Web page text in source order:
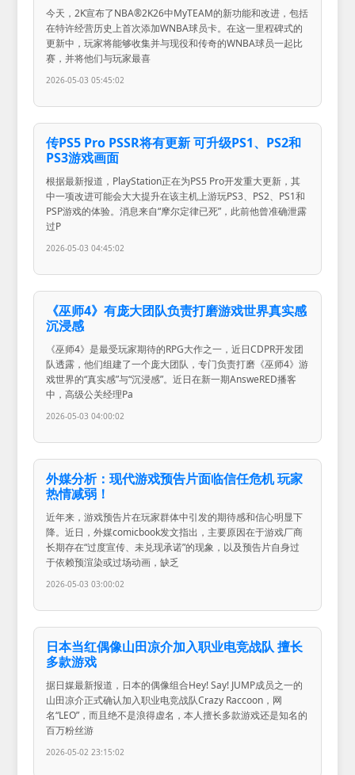
今天，2K宣布了NBA®2K26中MyTEAM的新功能和改进，包括
在特许经营历史上首次添加WNBA球员卡。在这一里程碑式的
更新中，玩家将能够收集并与现役和传奇的WNBA球员一起比
赛，并将他们与玩家最喜
2026-05-03 05:45:02
传PS5 Pro PSSR将有更新 可升级PS1、PS2和
PS3游戏画面
根据最新报道，PlayStation正在为PS5 Pro开发重大更新，其
中一项改进可能会大大提升在该主机上游玩PS3、PS2、PS1和
PSP游戏的体验。消息来自“摩尔定律已死”，此前他曾准确泄露
过P
2026-05-03 04:45:02
《巫师4》有庞大团队负责打磨游戏世界真实感
沉浸感
《巫师4》是最受玩家期待的RPG大作之一，近日CDPR开发团
队透露，他们组建了一个庞大团队，专门负责打磨《巫师4》游
戏世界的“真实感”与“沉浸感”。近日在新一期AnsweRED播客
中，高级公关经理Pa
2026-05-03 04:00:02
外媒分析：现代游戏预告片面临信任危机 玩家
热情减弱！
近年来，游戏预告片在玩家群体中引发的期待感和信心明显下
降。近日，外媒comicbook发文指出，主要原因在于游戏厂商
长期存在“过度宣传、未兑现承诺”的现象，以及预告片自身过
于依赖预渲染或过场动画，缺乏
2026-05-03 03:00:02
日本当红偶像山田凉介加入职业电竞战队 擅长
多款游戏
据日媒最新报道，日本的偶像组合Hey! Say! JUMP成员之一的
山田凉介正式确认加入职业电竞战队Crazy Raccoon，网
名“LEO”，而且绝不是浪得虚名，本人擅长多款游戏还是知名的
百万粉丝游
2026-05-02 23:15:02